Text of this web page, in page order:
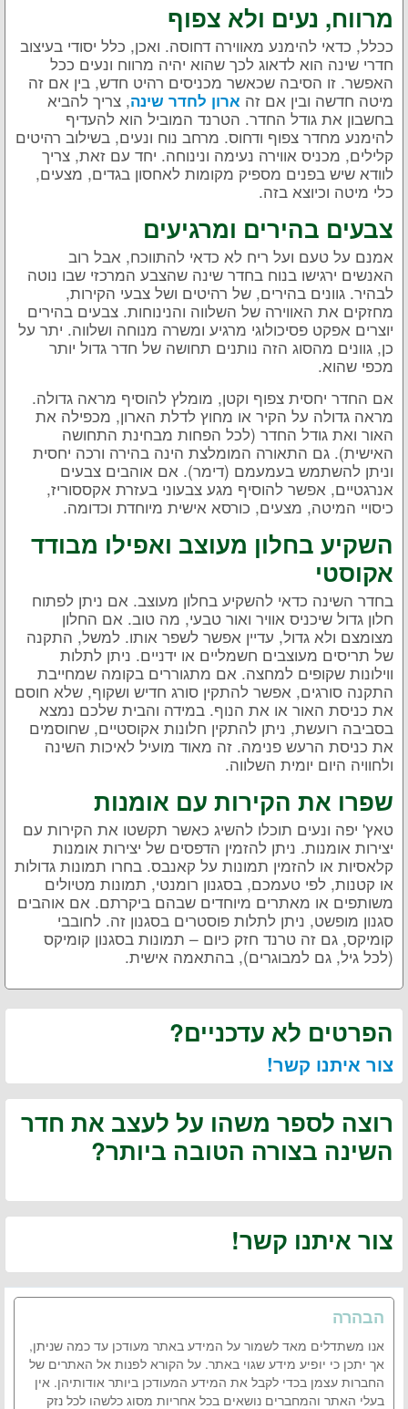
מרווח, נעים ולא צפוף
ככלל, כדאי להימנע מאווירה דחוסה. ואכן, כלל יסודי בעיצוב
חדרי שינה הוא לדאוג לכך שהוא יהיה מרווח ונעים ככל
האפשר. זו הסיבה שכאשר מכניסים רהיט חדש, בין אם זה
מיטה חדשה ובין אם זה ארון לחדר שינה, צריך להביא
בחשבון את גודל החדר. הטרנד המוביל הוא להעדיף
להימנע מחדר צפוף ודחוס. מרחב נוח ונעים, בשילוב רהיטים
קלילים, מכניס אווירה נעימה ונינוחה. יחד עם זאת, צריך
לוודא שיש בפנים מספיק מקומות לאחסון בגדים, מצעים,
כלי מיטה וכיוצא בזה.
צבעים בהירים ומרגיעים
אמנם על טעם ועל ריח לא כדאי להתווכח, אבל רוב
האנשים ירגישו בנוח בחדר שינה שהצבע המרכזי שבו נוטה
לבהיר. גוונים בהירים, של רהיטים ושל צבעי הקירות,
מחזקים את האווירה של השלווה והנינוחות. צבעים בהירים
יוצרים אפקט פסיכולוגי מרגיע ומשרה מנוחה ושלווה. יתר על
כן, גוונים מהסוג הזה נותנים תחושה של חדר גדול יותר
מכפי שהוא.
אם החדר יחסית צפוף וקטן, מומלץ להוסיף מראה גדולה.
מראה גדולה על הקיר או מחוץ לדלת הארון, מכפילה את
האור ואת גודל החדר (לכל הפחות מבחינת התחושה
האישית). גם התאורה המומלצת הינה בהירה ורכה יחסית
וניתן להשתמש בעמעמם (דימר). אם אוהבים צבעים
אנרגטיים, אפשר להוסיף מגע צבעוני בעזרת אקססוריז,
כיסויי המיטה, מצעים, כורסא אישית מיוחדת וכדומה.
השקיע בחלון מעוצב ואפילו מבודד
אקוסטי
בחדר השינה כדאי להשקיע בחלון מעוצב. אם ניתן לפתוח
חלון גדול שיכניס אוויר ואור טבעי, מה טוב. אם החלון
מצומצם ולא גדול, עדיין אפשר לשפר אותו. למשל, התקנה
של תריסים מעוצבים חשמליים או ידניים. ניתן לתלות
ווילונות שקופים למחצה. אם מתגוררים בקומה שמחייבת
התקנה סורגים, אפשר להתקין סורג חדיש ושקוף, שלא חוסם
את כניסת האור או את הנוף. במידה והבית שלכם נמצא
בסביבה רועשת, ניתן להתקין חלונות אקוסטיים, שחוסמים
את כניסת הרעש פנימה. זה מאוד מועיל לאיכות השינה
ולחוויה היום יומית השלווה.
שפרו את הקירות עם אומנות
טאץ' יפה ונעים תוכלו להשיג כאשר תקשטו את הקירות עם
יצירות אומנות. ניתן להזמין הדפסים של יצירות אומנות
קלאסיות או להזמין תמונות על קאנבס. בחרו תמונות גדולות
או קטנות, לפי טעמכם, בסגנון רומנטי, תמונות מטיולים
משותפים או מאתרים מיוחדים שבהם ביקרתם. אם אוהבים
סגנון מופשט, ניתן לתלות פוסטרים בסגנון זה. לחובבי
קומיקס, גם זה טרנד חזק כיום – תמונות בסגנון קומיקס
(לכל גיל, גם למבוגרים), בהתאמה אישית.
הפרטים לא עדכניים?
צור איתנו קשר!
רוצה לספר משהו על לעצב את חדר
השינה בצורה הטובה ביותר?
צור איתנו קשר!
הבהרה
אנו משתדלים מאד לשמור על המידע באתר מעודכן עד כמה שניתן,
אך יתכן כי יופיע מידע שגוי באתר. על הקורא לפנות אל האתרים של
החברות עצמן בכדי לקבל את המידע המעודכן ביותר אודותיהן. אין
בעלי האתר והמחברים נושאים בכל אחריות מסוג כלשהו לכל נזק